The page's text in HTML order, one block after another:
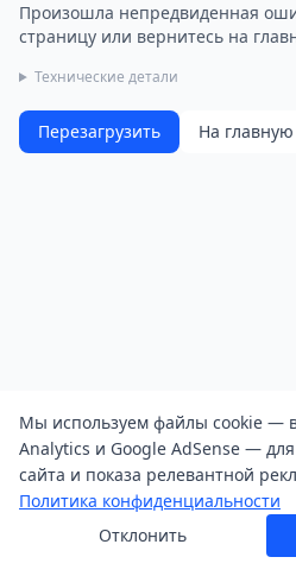
Произошла непредвиденная
страницу или вернитесь на
Технические детали
Перезагрузить На главную
Мы используем файлы cookie —
Analytics и Google AdSense —
сайта и показа релевантной
Политика конфиденциальности
Отклонить